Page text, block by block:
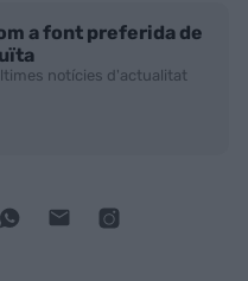
a font preferida de
notícies d'actualitat